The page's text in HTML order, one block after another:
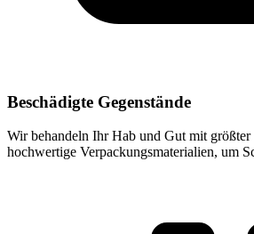
Beschädigte Gegenstände
Wir behandeln Ihr Hab und Gut mit
hochwertige Verpackungsmaterialien, um